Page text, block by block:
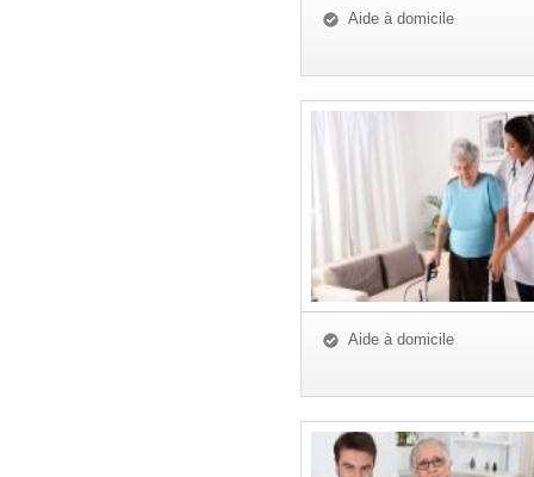
Aide à domicile
Aide à domicile